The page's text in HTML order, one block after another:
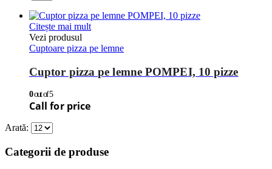
Citește mai mult
Vezi produsul
Cuptoare pizza pe lemne
Cuptor pizza pe lemne POMPEI, 10 pizze
0out of 5
Call for price
Arată:
Categorii de produse